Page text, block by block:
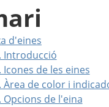
d'eines
Introducció
Icones de les eines
Àrea de color i
Opcions de l'eina